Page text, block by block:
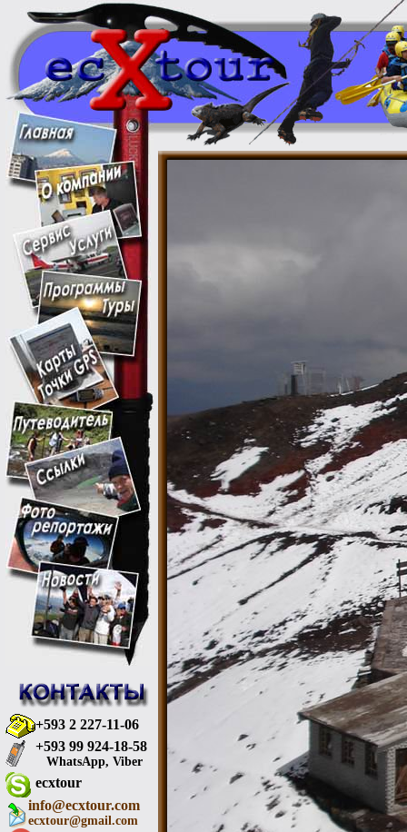
+593 2 227-11-06
+593 99 924-18-58
WhatsApp, Viber
ecxtour
info@ecxtour.com
ecxtour@gmail.com